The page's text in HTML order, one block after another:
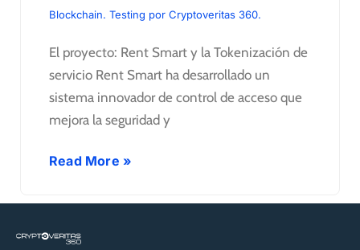
Blockchain. Testing por Cryptoveritas 360.
El proyecto: Rent Smart y la Tokenización de
servicio Rent Smart ha desarrollado un
sistema innovador de control de acceso que
mejora la seguridad y
Read More »